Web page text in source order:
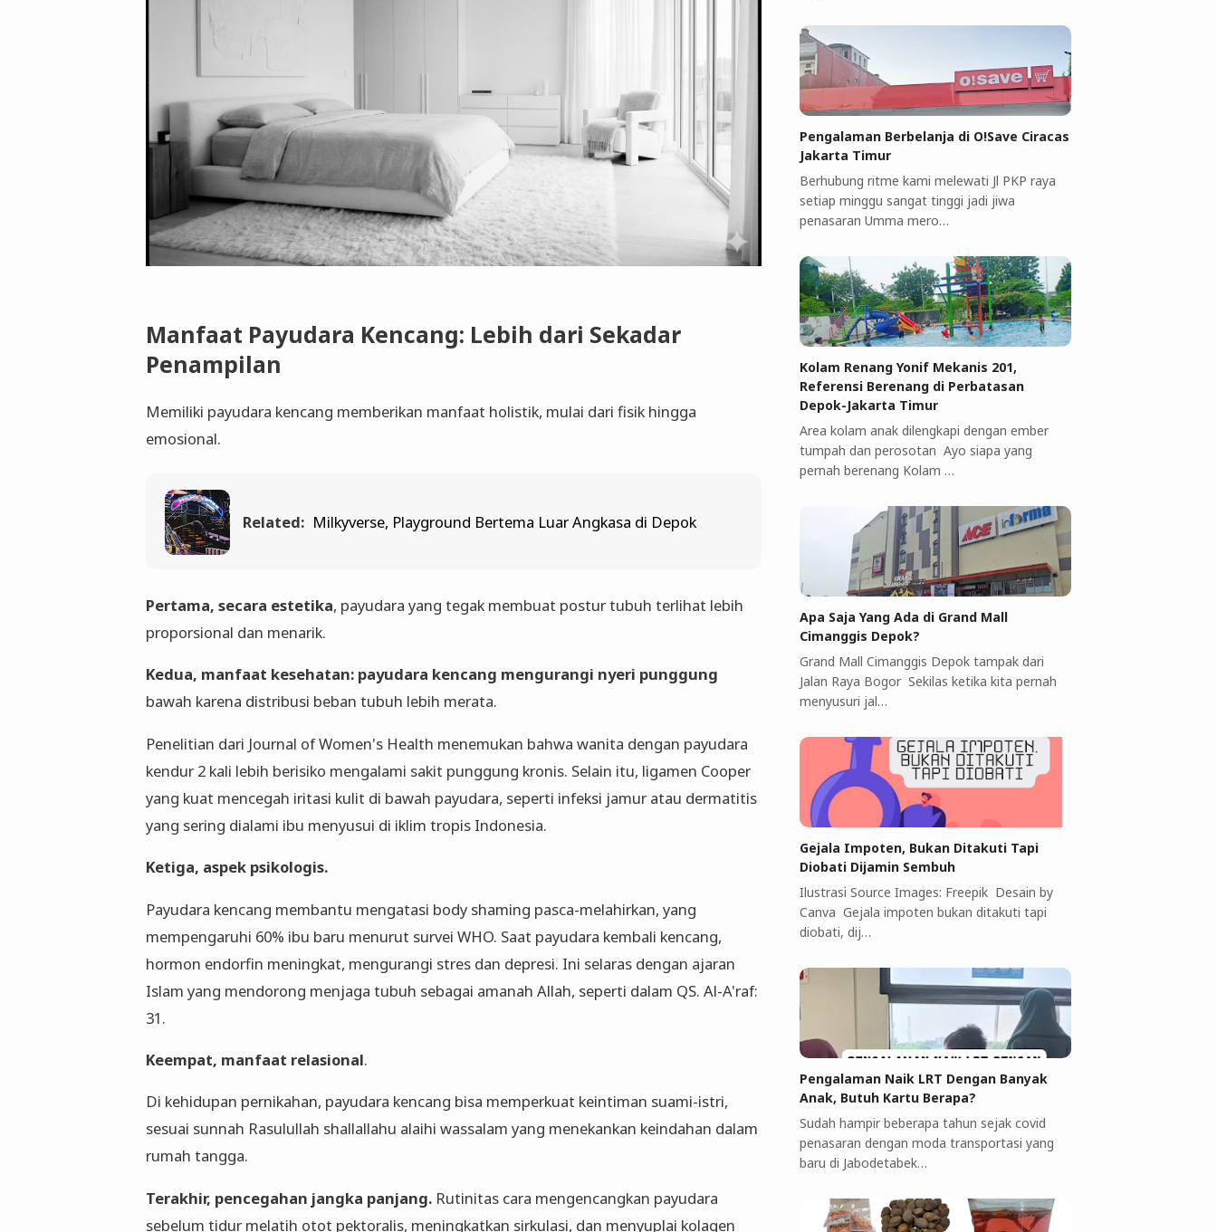
Manfaat Payudara Kencang: Lebih dari Sekadar
Penampilan
Memiliki payudara kencang memberikan manfaat holistik, mulai dari fisik hingga
emosional.
Related: Milkyverse, Playground Bertema Luar Angkasa di Depok
Pertama, secara estetika, payudara yang tegak membuat postur tubuh terlihat lebih
proporsional dan menarik.
Kedua, manfaat kesehatan: payudara kencang mengurangi nyeri punggung
bawah karena distribusi beban tubuh lebih merata.
Penelitian dari Journal of Women's Health menemukan bahwa wanita dengan payudara
kendur 2 kali lebih berisiko mengalami sakit punggung kronis. Selain itu, ligamen Cooper
yang kuat mencegah iritasi kulit di bawah payudara, seperti infeksi jamur atau dermatitis
yang sering dialami ibu menyusui di iklim tropis Indonesia.
Ketiga, aspek psikologis.
Payudara kencang membantu mengatasi body shaming pasca-melahirkan, yang
mempengaruhi 60% ibu baru menurut survei WHO. Saat payudara kembali kencang,
hormon endorfin meningkat, mengurangi stres dan depresi. Ini selaras dengan ajaran
Islam yang mendorong menjaga tubuh sebagai amanah Allah, seperti dalam QS. Al-A'raf:
31.
Keempat, manfaat relasional.
Di kehidupan pernikahan, payudara kencang bisa memperkuat keintiman suami-istri,
sesuai sunnah Rasulullah shallallahu alaihi wassalam yang menekankan keindahan dalam
rumah tangga.
Terakhir, pencegahan jangka panjang. Rutinitas cara mengencangkan payudara
sebelum tidur melatih otot pektoralis, meningkatkan sirkulasi, dan menyuplai kolagen
Pengalaman Berbelanja di O!Save Ciracas
Jakarta Timur
Berhubung ritme kami melewati Jl PKP raya
setiap minggu sangat tinggi jadi jiwa
penasaran Umma mero…
Kolam Renang Yonif Mekanis 201,
Referensi Berenang di Perbatasan
Depok-Jakarta Timur
Area kolam anak dilengkapi dengan ember
tumpah dan perosotan Ayo siapa yang
pernah berenang Kolam …
Apa Saja Yang Ada di Grand Mall
Cimanggis Depok?
Grand Mall Cimanggis Depok tampak dari
Jalan Raya Bogor Sekilas ketika kita pernah
menyusuri jal…
Gejala Impoten, Bukan Ditakuti Tapi
Diobati Dijamin Sembuh
Ilustrasi Source Images: Freepik Desain by
Canva Gejala impoten bukan ditakuti tapi
diobati, dij…
Pengalaman Naik LRT Dengan Banyak
Anak, Butuh Kartu Berapa?
Sudah hampir beberapa tahun sejak covid
penasaran dengan moda transportasi yang
baru di Jabodetabek…